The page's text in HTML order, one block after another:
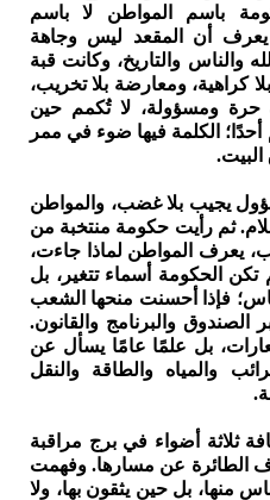
باسم المواطن لا باسم
يعرف أن المقعد ليس وجاهة
والناس والتاريخ، وكانت قبة
كراهية، ومعارضة بلا تخريب،
حرة ومسؤولة، لا تُكمم حين
الكلمة فيها ضوء في ممر
يجيب بلا غضب، والمواطن
ثم رأيت حكومة منتخبة من
يعرف المواطن لماذا جاءت،
الحكومة أسماء تتغير، بل
فإذا أحسنت منحها الشعب
والبرنامج والقانون.
بل علمًا عامًا يسأل عن
والمياه والطاقة والنقل
ثلاثة أضواء في برج مراقبة
الطائرة عن مسارها. وفهمت
منها، بل حين يثقون بها، ولا